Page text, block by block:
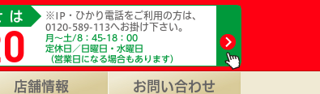
尾3-4660-3。 【WEB受付】24H年中無休対応/代行料0
※IP・ひかり電話をご利用の方は、
0120-589-113へお掛け下さい。
月～土/8：45-18：00
定休日／日曜日・水曜日
（営業日になる場合もあります）
店舗情報 お問い合わせ